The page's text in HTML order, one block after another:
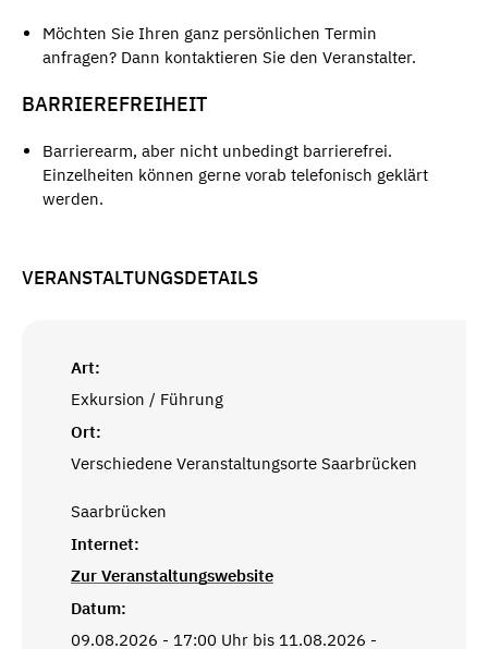
Möchten Sie Ihren ganz persönlichen Termin
anfragen? Dann kontaktieren Sie den Veranstalter.
BARRIEREFREIHEIT
Barrierearm, aber nicht unbedingt barrierefrei.
Einzelheiten können gerne vorab telefonisch geklärt
werden.
VERANSTALTUNGSDETAILS
Art:
Exkursion / Führung
Ort:
Verschiedene Veranstaltungsorte Saarbrücken
Saarbrücken
Internet:
Zur Veranstaltungswebsite
Datum:
09.08.2026 - 17:00 Uhr bis 11.08.2026 -